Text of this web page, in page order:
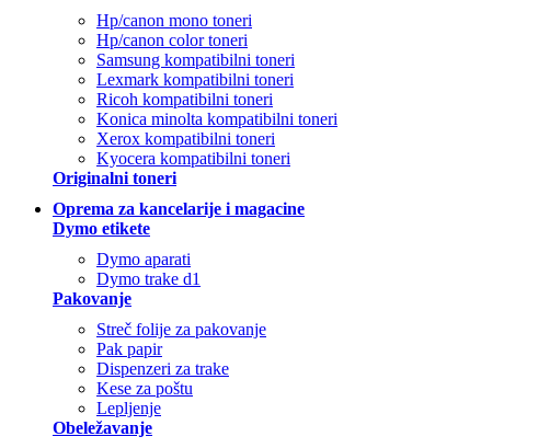
Hp/canon mono toneri
Hp/canon color toneri
Samsung kompatibilni toneri
Lexmark kompatibilni toneri
Ricoh kompatibilni toneri
Konica minolta kompatibilni toneri
Xerox kompatibilni toneri
Kyocera kompatibilni toneri
Originalni toneri
Oprema za kancelarije i magacine
Dymo etikete
Dymo aparati
Dymo trake d1
Pakovanje
Streč folije za pakovanje
Pak papir
Dispenzeri za trake
Kese za poštu
Lepljenje
Obeležavanje